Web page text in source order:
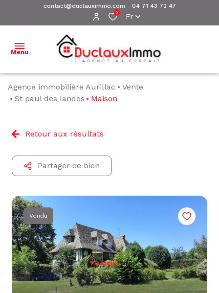
contact@duclauximmo.com - 04 71 43 72 47
0 Fr
Menu
ACCUEIL
BIENS À
VENDRE
NOS
BIENS
ESTIMATION
L'ÉQUIPE
ALERTE
E-MAIL
Agence immobilière Aurillac
Vente
St paul des landes
Maison
Retour aux résultats
Partager ce bien
Vendu